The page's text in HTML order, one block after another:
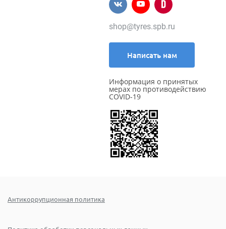
shop@tyres.spb.ru
Написать нам
Информация о принятых
мерах по противодействию
COVID-19
Антикоррупционная политика